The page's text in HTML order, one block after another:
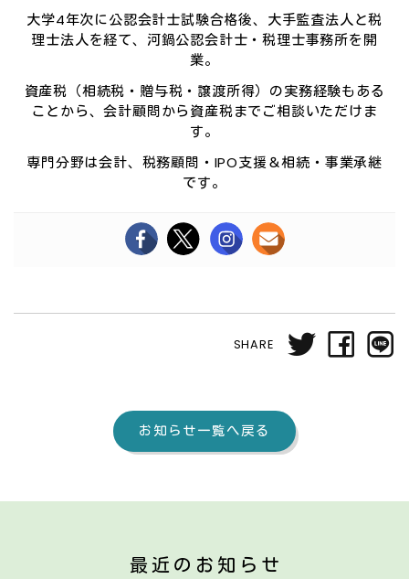
大学4年次に公認会計士試験合格後、大手監査法人と税
理士法人を経て、河鍋公認会計士・税理士事務所を開
業。
資産税（相続税・贈与税・譲渡所得）の実務経験もある
ことから、会計顧問から資産税までご相談いただけま
す。
専門分野は会計、税務顧問・IPO支援＆相続・事業承継
です。
SHARE
お知らせ一覧へ戻る
最近のお知らせ